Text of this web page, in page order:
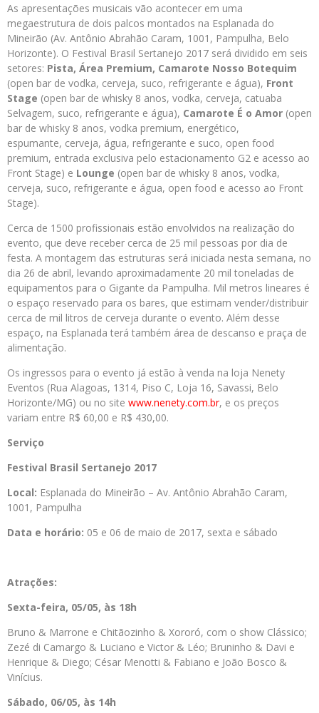
As apresentações musicais vão acontecer em uma
megaestrutura de dois palcos montados na Esplanada do
Mineirão (Av. Antônio Abrahão Caram, 1001, Pampulha, Belo
Horizonte). O Festival Brasil Sertanejo 2017 será dividido em seis
setores: Pista, Área Premium, Camarote Nosso Botequim
(open bar de vodka, cerveja, suco, refrigerante e água), Front
Stage (open bar de whisky 8 anos, vodka, cerveja, catuaba
Selvagem, suco, refrigerante e água), Camarote É o Amor (open
bar de whisky 8 anos, vodka premium, energético,
espumante, cerveja, água, refrigerante e suco, open food
premium, entrada exclusiva pelo estacionamento G2 e acesso ao
Front Stage) e Lounge (open bar de whisky 8 anos, vodka,
cerveja, suco, refrigerante e água, open food e acesso ao Front
Stage).
Cerca de 1500 profissionais estão envolvidos na realização do
evento, que deve receber cerca de 25 mil pessoas por dia de
festa. A montagem das estruturas será iniciada nesta semana, no
dia 26 de abril, levando aproximadamente 20 mil toneladas de
equipamentos para o Gigante da Pampulha. Mil metros lineares é
o espaço reservado para os bares, que estimam vender/distribuir
cerca de mil litros de cerveja durante o evento. Além desse
espaço, na Esplanada terá também área de descanso e praça de
alimentação.
Os ingressos para o evento já estão à venda na loja Nenety
Eventos (Rua Alagoas, 1314, Piso C, Loja 16, Savassi, Belo
Horizonte/MG) ou no site www.nenety.com.br, e os preços
variam entre R$ 60,00 e R$ 430,00.
Serviço
Festival Brasil Sertanejo 2017
Local: Esplanada do Mineirão – Av. Antônio Abrahão Caram,
1001, Pampulha
Data e horário: 05 e 06 de maio de 2017, sexta e sábado
Atrações:
Sexta-feira, 05/05, às 18h
Bruno & Marrone e Chitãozinho & Xororó, com o show Clássico;
Zezé di Camargo & Luciano e Victor & Léo; Bruninho & Davi e
Henrique & Diego; César Menotti & Fabiano e João Bosco &
Vinícius.
Sábado, 06/05, às 14h